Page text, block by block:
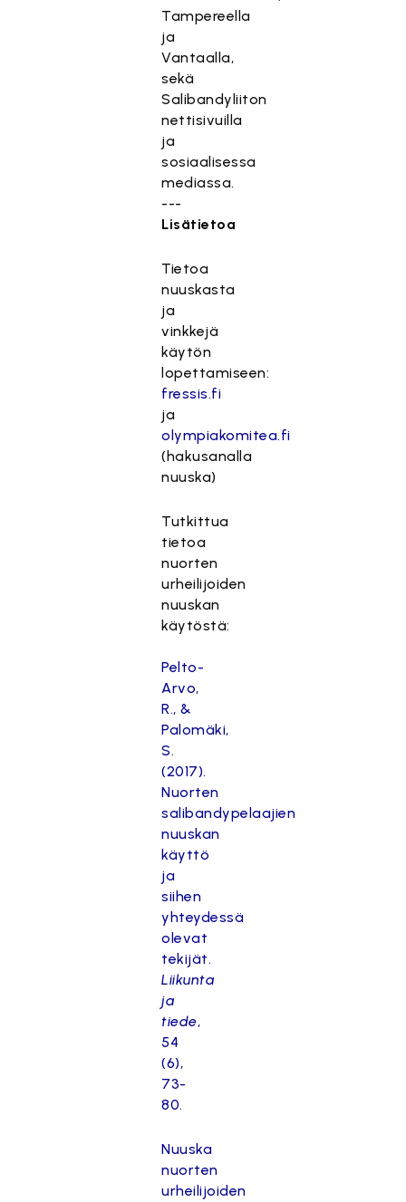
Tampereella
ja
Vantaalla,
sekä
Salibandyliiton
nettisivuilla
ja
sosiaalisessa
mediassa.
---
Lisätietoa
Tietoa
nuuskasta
ja
vinkkejä
käytön
lopettamiseen:
fressis.fi
ja
olympiakomitea.fi
(hakusanalla
nuuska)
Tutkittua
tietoa
nuorten
urheilijoiden
nuuskan
käytöstä:
Pelto-
Arvo,
R., &
Palomäki,
S.
(2017).
Nuorten
salibandypelaajien
nuuskan
käyttö
ja
siihen
yhteydessä
olevat
tekijät.
Liikunta
ja
tiede,
54
(6),
73-
80.
Nuuska
nuorten
urheilijoiden